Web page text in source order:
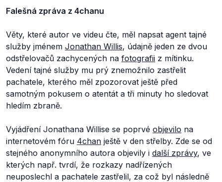
Falešná zpráva z 4chanu
Věty, které autor ve videu čte, měl napsat agent tajné
služby jménem Jonathan Willis, údajně jeden ze dvou
odstřelovačů zachycených na fotografii z mítinku.
Vedení tajné služby mu prý znemožnilo zastřelit
pachatele, kterého měl zpozorovat ještě před
samotným pokusem o atentát a tři minuty ho sledovat
hledím zbraně.
Vyjádření Jonathana Willise se poprvé objevilo na
internetovém fóru 4chan ještě v den střelby. Zde se od
stejného anonymního autora objevily i další zprávy, ve
kterých např. tvrdí, že rozkazy nadřízených
neuposlechl a pachatele zastřelil, za což byl následně